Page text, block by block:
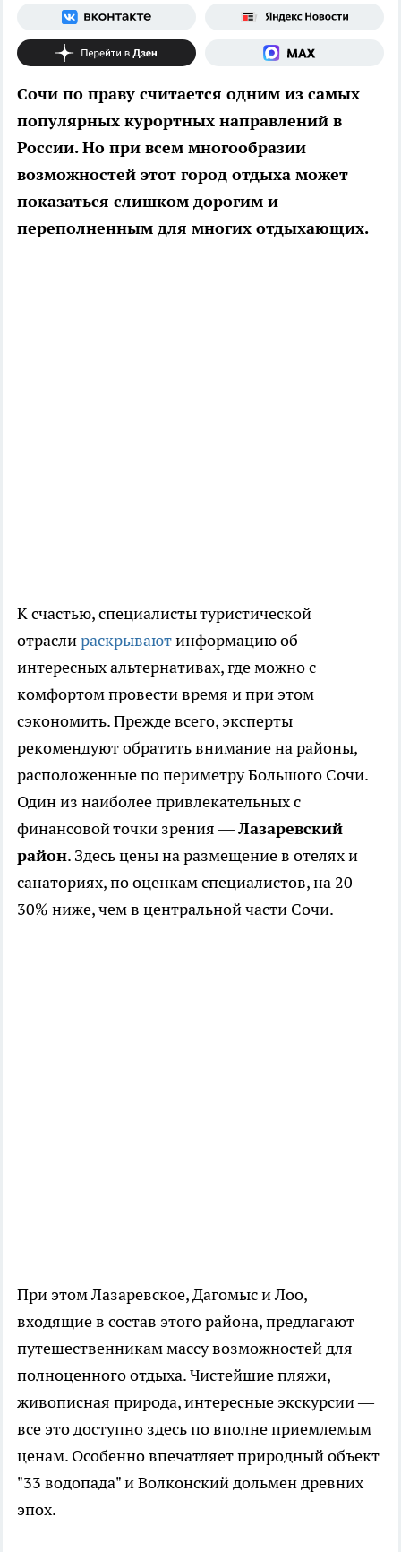
Сочи по праву считается одним из самых
популярных курортных направлений в
России. Но при всем многообразии
возможностей этот город отдыха может
показаться слишком дорогим и
переполненным для многих отдыхающих.
К счастью, специалисты туристической
отраслираскрываютинформацию об
интересных альтернативах, где можно с
комфортом провести время и при этом
сэкономить. Прежде всего, эксперты
рекомендуют обратить внимание на районы,
расположенные по периметру Большого Сочи.
Один из наиболее привлекательных с
финансовой точки зрения —Лазаревский
район. Здесь цены на размещение в отелях и
санаториях, по оценкам специалистов, на 20-
30% ниже, чем в центральной части Сочи.
При этом Лазаревское, Дагомыс и Лоо,
входящие в состав этого района, предлагают
путешественникам массу возможностей для
полноценного отдыха. Чистейшие пляжи,
живописная природа, интересные экскурсии —
все это доступно здесь по вполне приемлемым
ценам. Особенно впечатляет природный объект
"33 водопада" и Волконский дольмен древних
эпох.